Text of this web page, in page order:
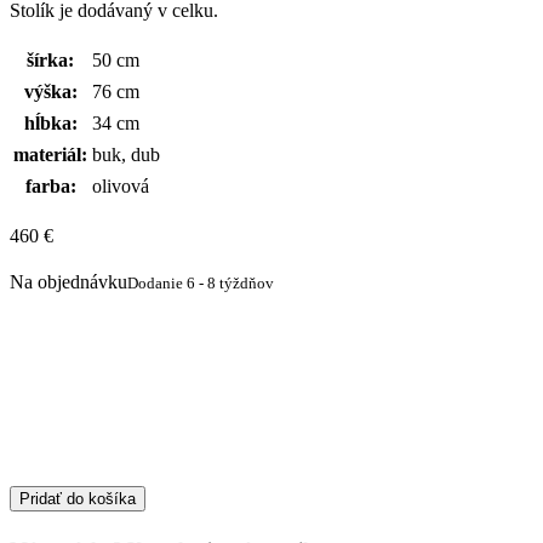
Stolík je dodávaný v celku.
šírka:
50 cm
výška:
76 cm
hĺbka:
34 cm
materiál: buk, dub
farba:
olivová
460 €
Na objednávkuDodanie 6 - 8 týždňov
Pridať do košíka